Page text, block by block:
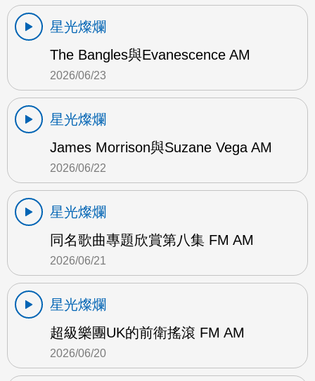
星光燦爛
The Bangles與Evanescence AM
2026/06/23
星光燦爛
James Morrison與Suzane Vega AM
2026/06/22
星光燦爛
同名歌曲專題欣賞第八集 FM AM
2026/06/21
星光燦爛
超級樂團UK的前衛搖滾 FM AM
2026/06/20